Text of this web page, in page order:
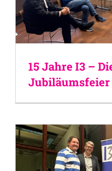
15 Jahre I3 –
Jubiläumsfeier